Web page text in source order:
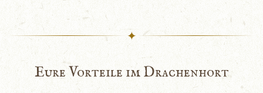
✦
Eure Vorteile im Drachenhort